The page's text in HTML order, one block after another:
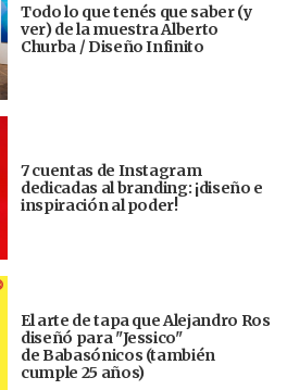
Todo lo que tenés que saber (y
ver) de la muestra Alberto
Churba / Diseño Infinito
7 cuentas de Instagram
dedicadas al branding: ¡diseño e
inspiración al poder!
El arte de tapa que Alejandro Ros
diseñó para "Jessico"
de Babasónicos (también
cumple 25 años)